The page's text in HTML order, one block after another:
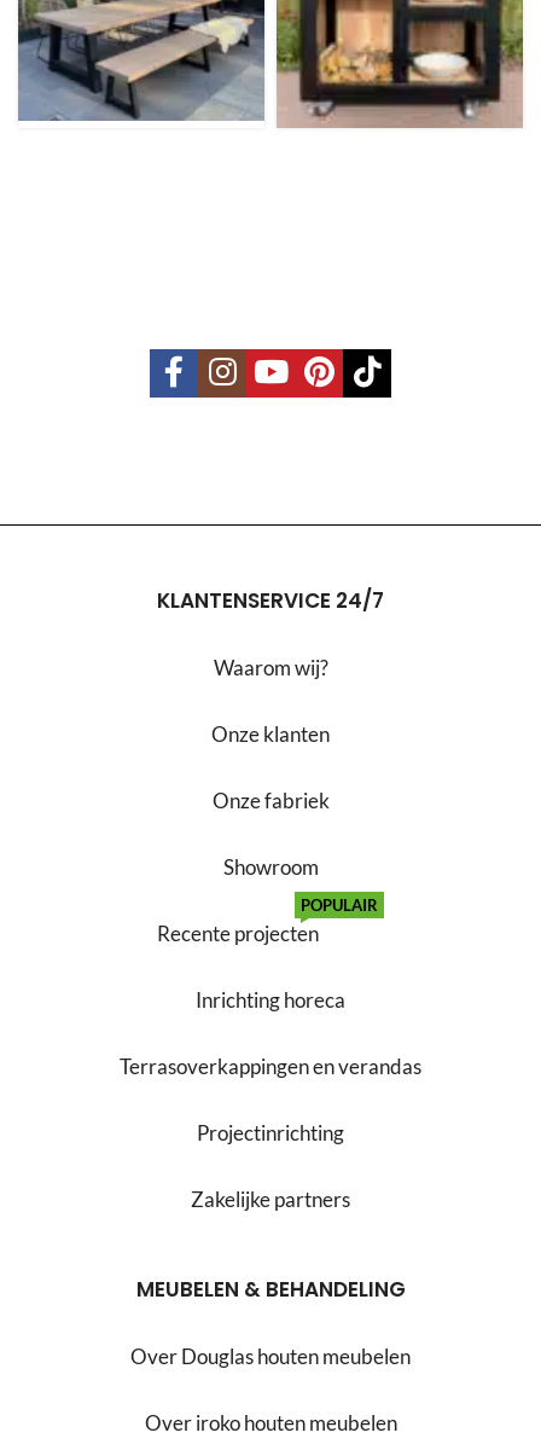
KLANTENSERVICE 24/7
Waarom wij?
Onze klanten
Onze fabriek
Showroom
Recente projecten
POPULAIR
Inrichting horeca
Terrasoverkappingen en verandas
Projectinrichting
Zakelijke partners
MEUBELEN & BEHANDELING
Over Douglas houten meubelen
Over iroko houten meubelen